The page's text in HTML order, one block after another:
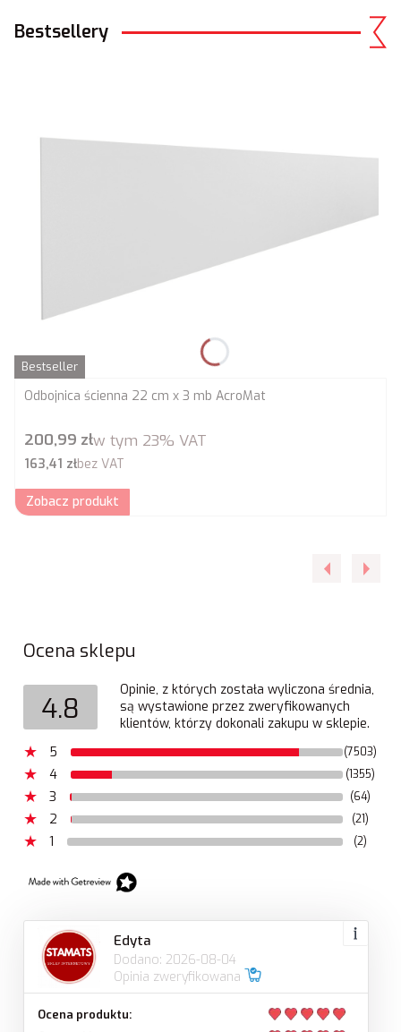
Bestsellery
Bestseller
Odbojnica ścienna 22 cm x 3 mb AcroMat
Cena brutto
200,99 złw tym 23% VAT
Cena netto
163,41 złbez VAT
Zobacz produkt
Ocena sklepu
4.8
Opinie, z których została wyliczona średnia,
są wystawione przez zweryfikowanych
klientów, którzy dokonali zakupu w sklepie.
5
(7503)
4 (1355)
3 (64)
2 (21)
1 (2)
Edyta
Dodano: 2026-08-04
Opinia zweryfikowana
Ocena produktu: